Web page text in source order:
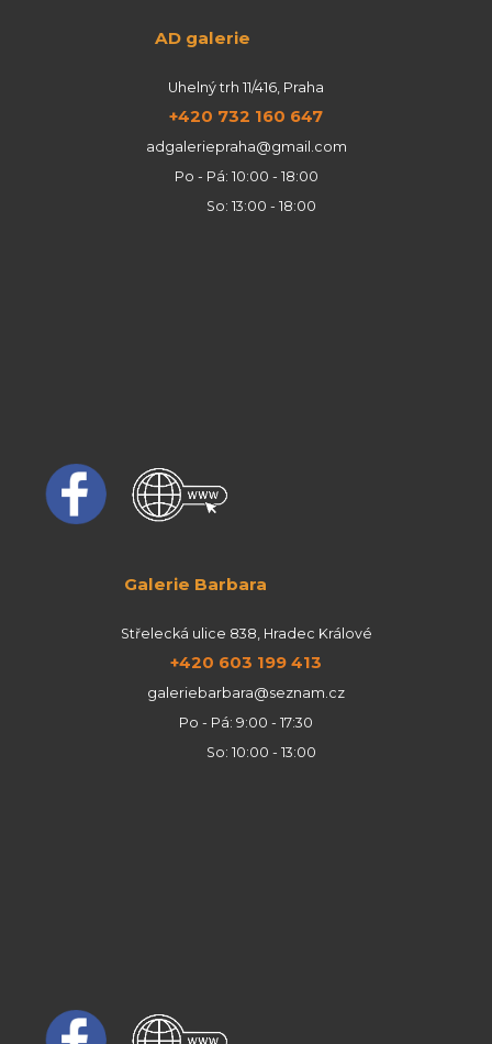
AD galerie
Uhelný trh 11/416, Praha
+420 732 160 647
adgaleriepraha@gmail.com
Po - Pá: 10:00 - 18:00
So: 13:00 - 18:00
Galerie Barbara
Střelecká ulice 838, Hradec Králové
+420 603 199 413
galeriebarbara@seznam.cz
Po - Pá: 9:00 - 17:30
So: 10:00 - 13:00